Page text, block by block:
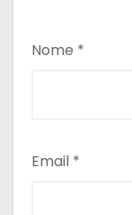
Nome *
Email *